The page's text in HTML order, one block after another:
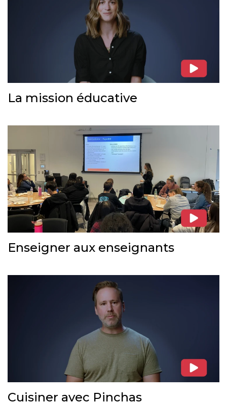
La mission éducative
Enseigner aux enseignants
Cuisiner avec Pinchas